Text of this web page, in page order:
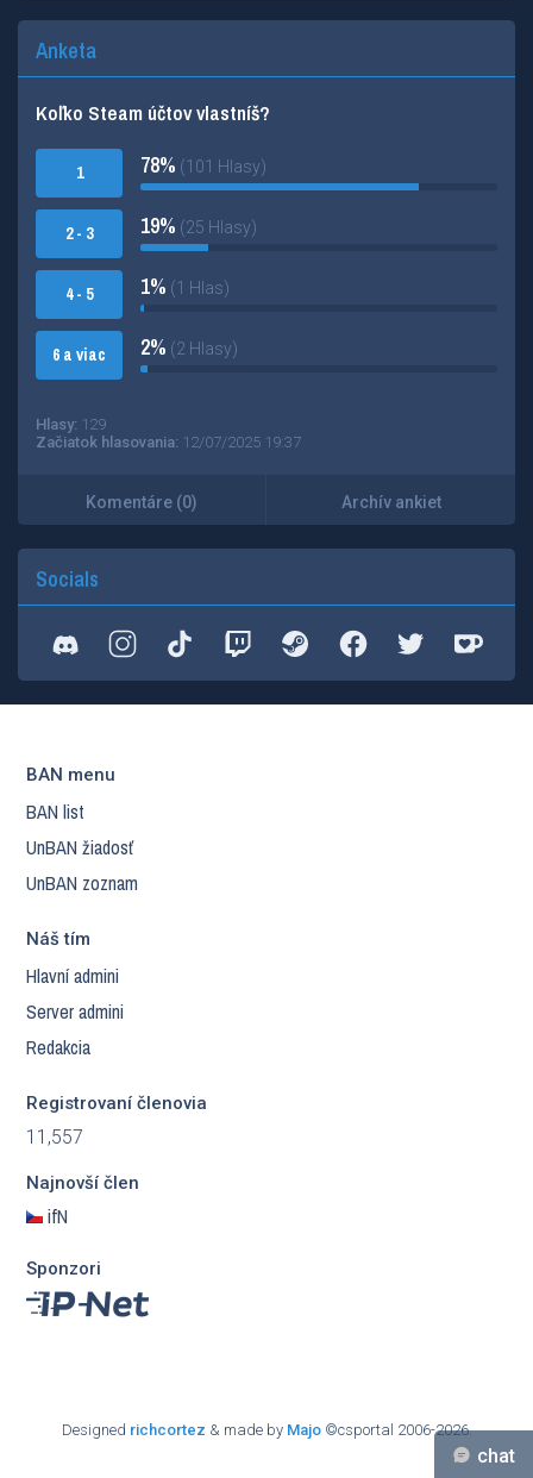
Anketa
Koľko Steam účtov vlastníš?
1
2 - 3
4 - 5
6 a viac
78% (101 Hlasy)
19% (25 Hlasy)
1% (1 Hlas)
2% (2 Hlasy)
Hlasy: 129
Začiatok hlasovania: 12/07/2025 19:37
Komentáre (0) Archív ankiet
Socials
BAN menu
BAN list
UnBAN žiadosť
UnBAN zoznam
Náš tím
Hlavní admini
Server admini
Redakcia
Registrovaní členovia
11,557
Najnovší člen
ifN
Sponzori
Designed richcortez & made by Majo©csportal 2006-2026.
chat